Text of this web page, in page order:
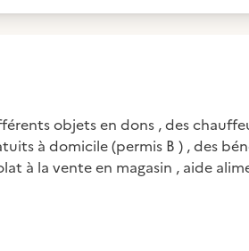
objets en dons , des
à domicile (permis B ) , des
à la vente en magasin , aide